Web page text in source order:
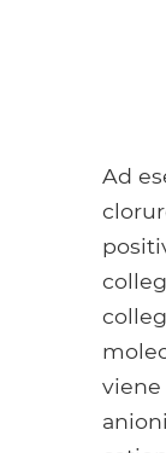
Ad
viene